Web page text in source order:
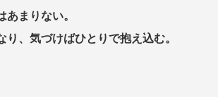
まりない。
、気づけばひとりで抱え込む。